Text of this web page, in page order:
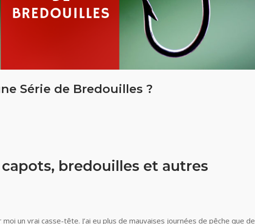
Série de Bredouilles ?
bredouilles et autres
un vrai casse-tête. J’ai eu plus de mauvaises journées de pêche que de